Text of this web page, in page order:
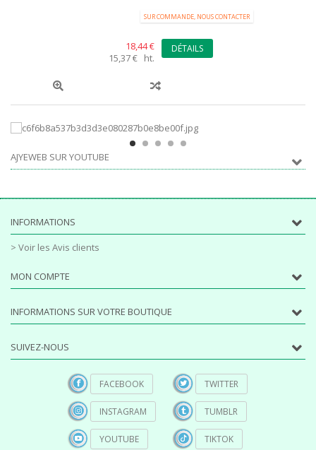
SUR COMMANDE, NOUS CONTACTER
18,44 €
15,37 € ht.
DÉTAILS
AJYEWEB SUR YOUTUBE
INFORMATIONS
> Voir les Avis clients
MON COMPTE
INFORMATIONS SUR VOTRE BOUTIQUE
SUIVEZ-NOUS
FACEBOOK
INSTAGRAM
YOUTUBE
TWITTER
TUMBLR
TIKTOK